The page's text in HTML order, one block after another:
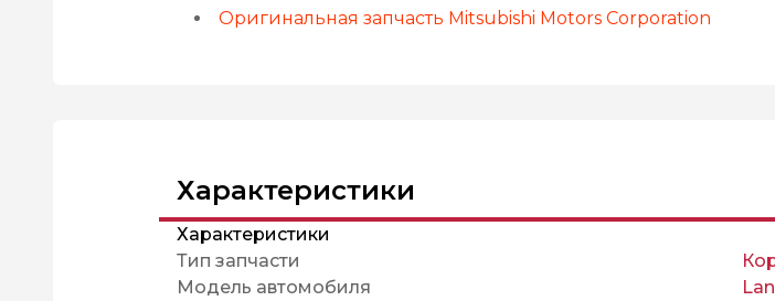
Оригинальная запчасть Mitsubishi Motors Corporation
Характеристики
Характеристики
Тип запчасти
Модель автомобиля